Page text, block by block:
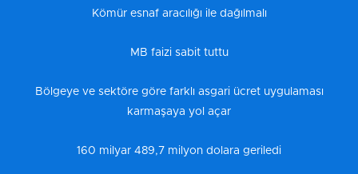
Kömür esnaf aracılığı ile dağılmalı
MB faizi sabit tuttu
Bölgeye ve sektöre göre farklı asgari ücret uygulaması
karmaşaya yol açar
160 milyar 489,7 milyon dolara geriledi